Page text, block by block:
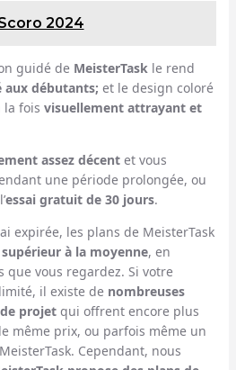
2024
guidé de MeisterTask le rend
débutants; et le design coloré
la fois visuellement attrayant et
assez décentet vous
une période prolongée, ou
essai gratuit de 30 jours.
expirée, les plans de MeisterTask
à la moyenne, en
vous regardez. Si votre
il existe de nombreuses
projetqui offrent encore plus
même prix, ou parfois même un
Cependant, nous